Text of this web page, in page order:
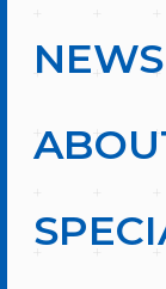
NEWS